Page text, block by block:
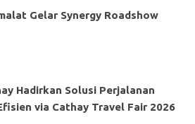
Gelar Synergy Roadshow
Hadirkan Solusi Perjalanan
via Cathay Travel Fair 2026